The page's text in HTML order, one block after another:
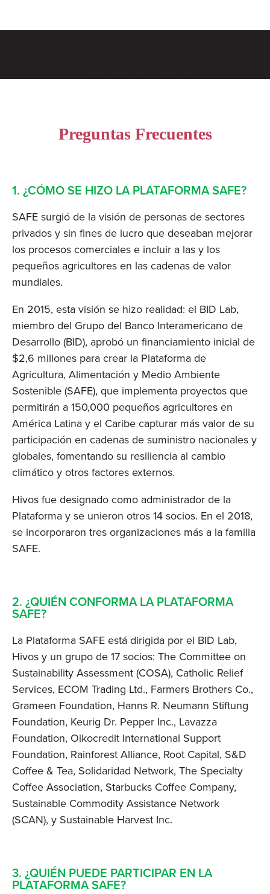
Preguntas Frecuentes
1. ¿CÓMO SE HIZO LA PLATAFORMA SAFE?
SAFE surgió de la visión de personas de sectores
privados y sin fines de lucro que deseaban mejorar
los procesos comerciales e incluir a las y los
pequeños agricultores en las cadenas de valor
mundiales.
En 2015, esta visión se hizo realidad: el BID Lab,
miembro del Grupo del Banco Interamericano de
Desarrollo (BID), aprobó un financiamiento inicial de
$2,6 millones para crear la Plataforma de
Agricultura, Alimentación y Medio Ambiente
Sostenible (SAFE), que implementa proyectos que
permitirán a 150,000 pequeños agricultores en
América Latina y el Caribe capturar más valor de su
participación en cadenas de suministro nacionales y
globales, fomentando su resiliencia al cambio
climático y otros factores externos.
Hivos fue designado como administrador de la
Plataforma y se unieron otros 14 socios. En el 2018,
se incorporaron tres organizaciones más a la familia
SAFE.
2. ¿QUIÉN CONFORMA LA PLATAFORMA
SAFE?
La Plataforma SAFE está dirigida por el BID Lab,
Hivos y un grupo de 17 socios: The Committee on
Sustainability Assessment (COSA), Catholic Relief
Services, ECOM Trading Ltd., Farmers Brothers Co.,
Grameen Foundation, Hanns R. Neumann Stiftung
Foundation, Keurig Dr. Pepper Inc., Lavazza
Foundation, Oikocredit International Support
Foundation, Rainforest Alliance, Root Capital, S&D
Coffee & Tea, Solidaridad Network, The Specialty
Coffee Association, Starbucks Coffee Company,
Sustainable Commodity Assistance Network
(SCAN), y Sustainable Harvest Inc.
3. ¿QUIÉN PUEDE PARTICIPAR EN LA
PLATAFORMA SAFE?